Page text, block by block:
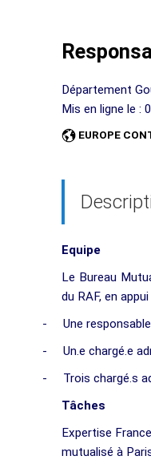
Département
Mis en ligne le :
EUROPE
Equipe
Le Bureau
du RAF, en
-
Une
-
Un.e chargé.e
-
Trois chargé.s
Tâches
Expertise
mutualisé à